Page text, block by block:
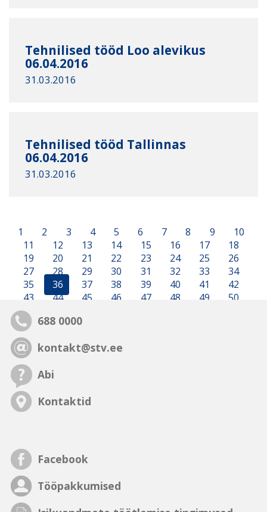
Tehnilised tööd Loo alevikus
06.04.2016
31.03.2016
Tehnilised tööd Tallinnas
06.04.2016
31.03.2016
1 2 3 4 5 6 7 8 9
10
11
12 13 14 15 16 17
18
19
20 21 22 23 24 25
26
27
28 29 30 31 32 33
34
35
36 37 38 39 40 41
42
43
44 45 46 47 48 49 50
688 0000
kontakt@stv.ee
Abi
Kontaktid
Facebook
Tööpakkumised